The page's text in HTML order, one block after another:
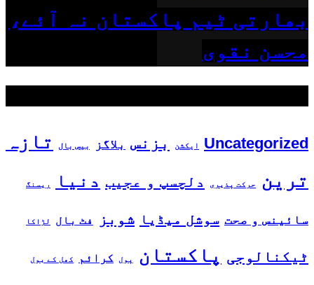
بھارتی ٹیم پاکستان نہ آئے،
محسن نقوی
Uncategorized ایکشن بزنس بلاگز بیس بال
تازہ
ترین
حرکت پذیری دلچسپ و عجیب دنیا ریسنگ
سائینس و صحت سوشل میڈیا شوبز فٹ بال لڑاکا
ٹیکنالوجی پاکستان پول کرائم کھل کے بول